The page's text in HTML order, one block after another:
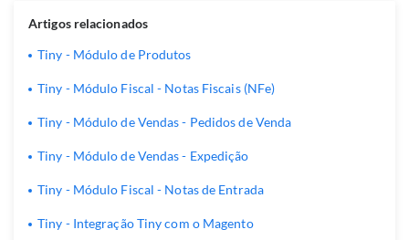
Artigos relacionados
Tiny - Módulo de Produtos
Tiny - Módulo Fiscal - Notas Fiscais (NFe)
Tiny - Módulo de Vendas - Pedidos de Venda
Tiny - Módulo de Vendas - Expedição
Tiny - Módulo Fiscal - Notas de Entrada
Tiny - Integração Tiny com o Magento